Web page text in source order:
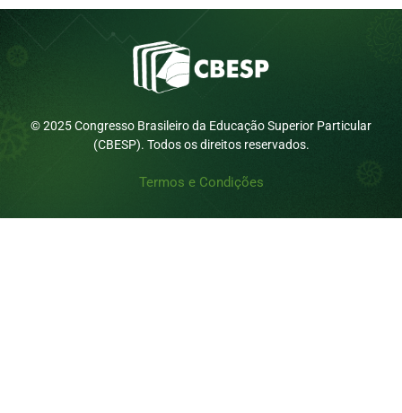
© 2025 Congresso Brasileiro da Educação Superior Particular
(CBESP). Todos os direitos reservados.
Termos e Condições